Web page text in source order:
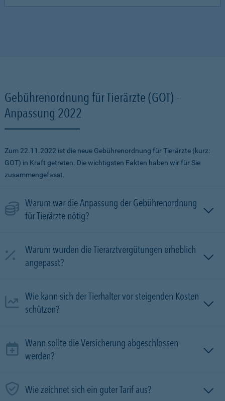
Gebührenordnung für Tierärzte (GOT) -
Anpassung 2022
Zum 22.11.2022 ist die neue Gebührenordnung für Tierärzte (kurz:
GOT) in Kraft getreten. Die wichtigsten Fakten haben wir für Sie
zusammengefasst.
Warum war die Anpassung der Gebührenordnung
für Tierärzte nötig?
Warum wurden die Tierarztvergütungen erheblich
angepasst?
Wie kann sich der Tierhalter vor steigenden Kosten
schützen?
Wann sollte die Versicherung abgeschlossen
werden?
Wie zeichnet sich ein guter Tarif aus?